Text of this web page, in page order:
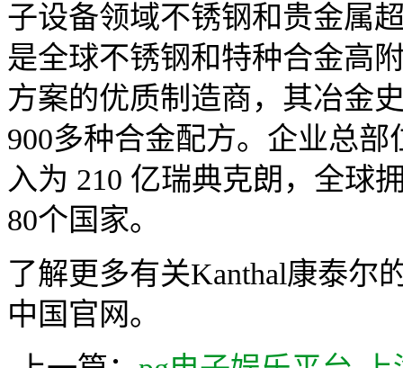
子设备领域不锈钢和贵金属
是全球不锈钢和特种合金高
方案的优质制造商，其冶金
900多种合金配方。企业总
入为 210 亿瑞典克朗，全球
80个国家。
了解更多有关Kanthal康泰尔
中国官网。